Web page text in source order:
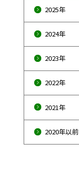
2025年
2024年
2023年
2022年
2021年
2020年以前